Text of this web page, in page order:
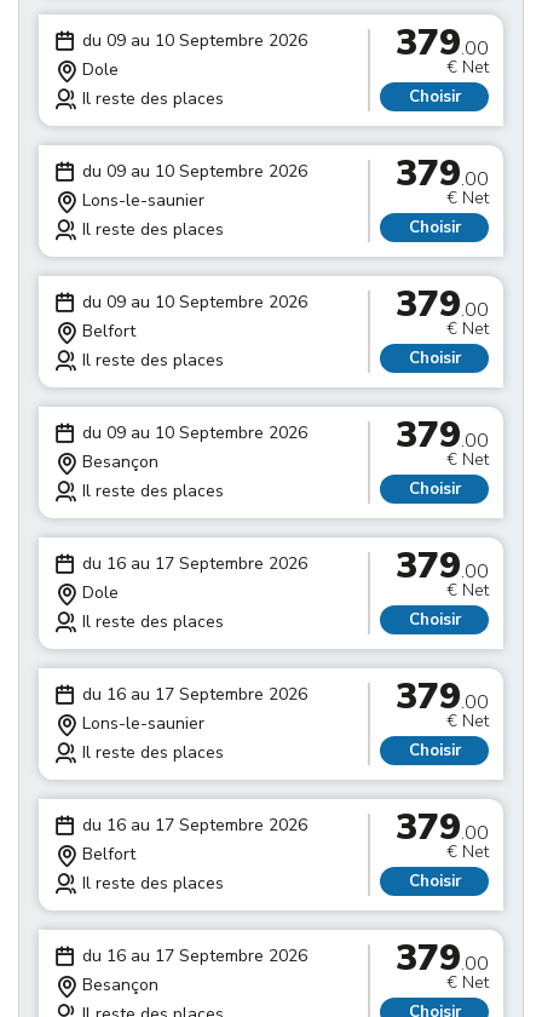
du 09 au 10 Septembre 2026
Dole
Il reste des places
379.00
€ Net
Choisir
du 09 au 10 Septembre 2026
Lons-le-saunier
Il reste des places
379.00
€ Net
Choisir
du 09 au 10 Septembre 2026
Belfort
Il reste des places
379.00
€ Net
Choisir
du 09 au 10 Septembre 2026
Besançon
Il reste des places
379.00
€ Net
Choisir
du 16 au 17 Septembre 2026
Dole
Il reste des places
379.00
€ Net
Choisir
du 16 au 17 Septembre 2026
Lons-le-saunier
Il reste des places
379.00
€ Net
Choisir
du 16 au 17 Septembre 2026
Belfort
Il reste des places
379.00
€ Net
Choisir
du 16 au 17 Septembre 2026
Besançon
379.00
€ Net
Choisir